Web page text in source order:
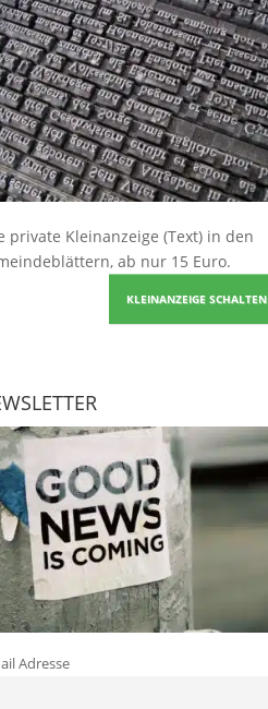
private Kleinanzeige (Text) in den
ab nur 15 Euro.
KLEINANZEIGE SCHALTEN
Adresse